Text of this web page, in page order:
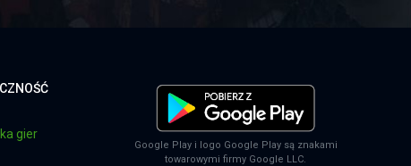
gier
Google Play i logo Google Play są znakami
towarowymi firmy Google LLC.